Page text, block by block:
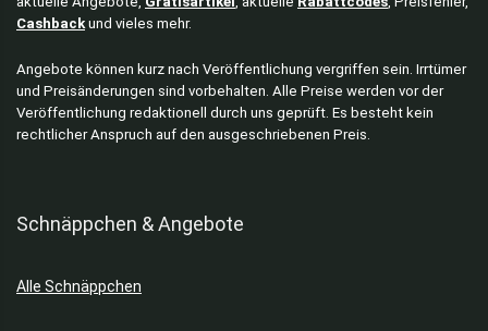
Cashbackund vieles mehr.
Angebote können kurz nach Veröffentlichung vergriffen sein. Irrtümer
und Preisänderungen sind vorbehalten. Alle Preise werden vor der
Veröffentlichung redaktionell durch uns geprüft. Es besteht kein
rechtlicher Anspruch auf den ausgeschriebenen Preis.
Schnäppchen & Angebote
Alle Schnäppchen